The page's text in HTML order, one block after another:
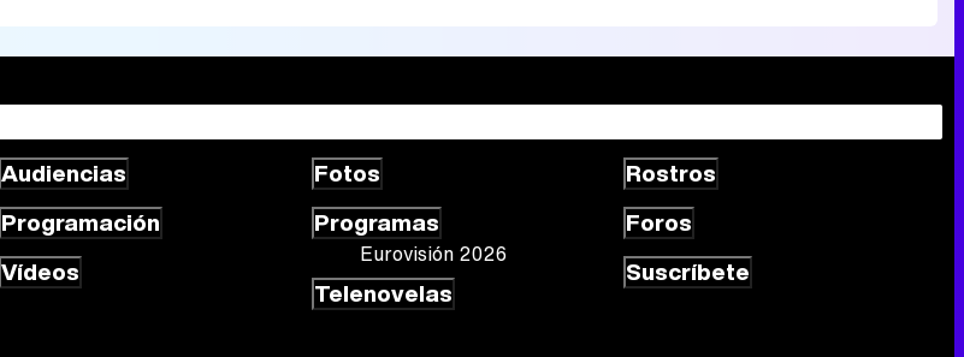
Audiencias
Programación
Vídeos
Fotos
Programas
Eurovisión 2026
Telenovelas
Rostros
Foros
Suscríbete